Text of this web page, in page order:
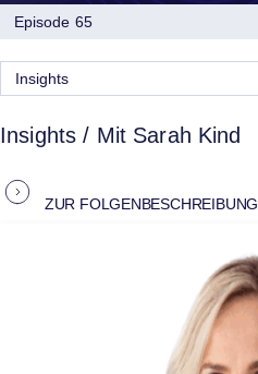
Episode 65
Insights
Insights / Mit Sarah Kind
ZUR FOLGENBESCHREIBUNG